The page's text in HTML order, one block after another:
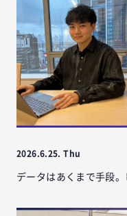
2026.6.25. Thu
データはあくまで手段